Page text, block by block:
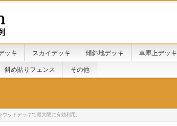
ッキ スカイデッキ 傾斜地デッキ 車庫上デッキ
斜め貼りフェンス その他
ッドデッキで最大限に有効利用。